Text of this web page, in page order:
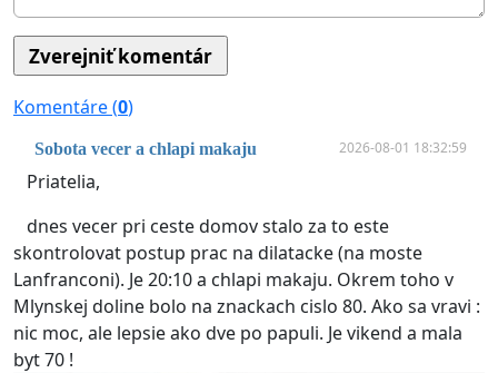
Komentáre (0)
Sobota vecer a chlapi makaju 2026-08-01 18:32:59
Priatelia,
dnes vecer pri ceste domov stalo za to este
skontrolovat postup prac na dilatacke (na moste
Lanfranconi). Je 20:10 a chlapi makaju. Okrem toho v
Mlynskej doline bolo na znackach cislo 80. Ako sa vravi :
nic moc, ale lepsie ako dve po papuli. Je vikend a mala
byt 70 !